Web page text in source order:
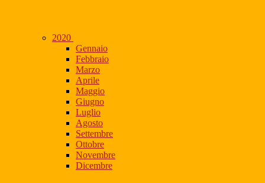
2020
Gennaio
Febbraio
Marzo
Aprile
Maggio
Giugno
Luglio
Agosto
Settembre
Ottobre
Novembre
Dicembre